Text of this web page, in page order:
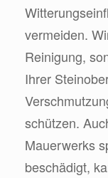
vermeiden.
Reinigung,
Ihrer
schützen.
Mauerwerks
beschädigt,